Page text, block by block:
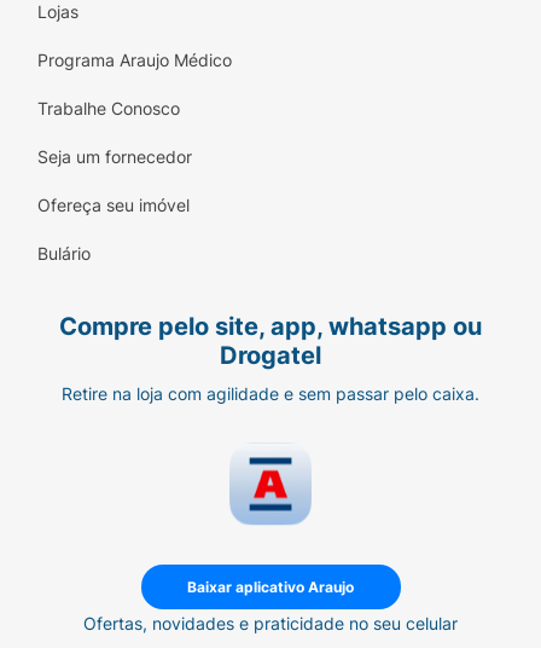
Lojas
Programa Araujo Médico
Trabalhe Conosco
Seja um fornecedor
Ofereça seu imóvel
Bulário
Compre pelo site, app, whatsapp ou
Drogatel
Retire na loja com agilidade e sem passar pelo caixa.
Baixar aplicativo Araujo
Ofertas, novidades e praticidade no seu celular